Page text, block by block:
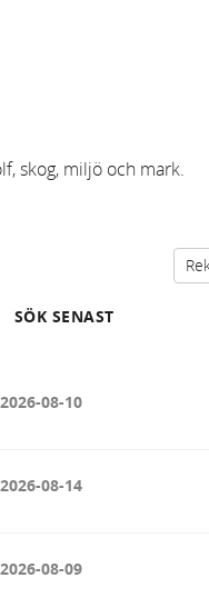
skog, miljö och mark.
SÖK SENAST
2026-08-10
2026-08-14
2026-08-09